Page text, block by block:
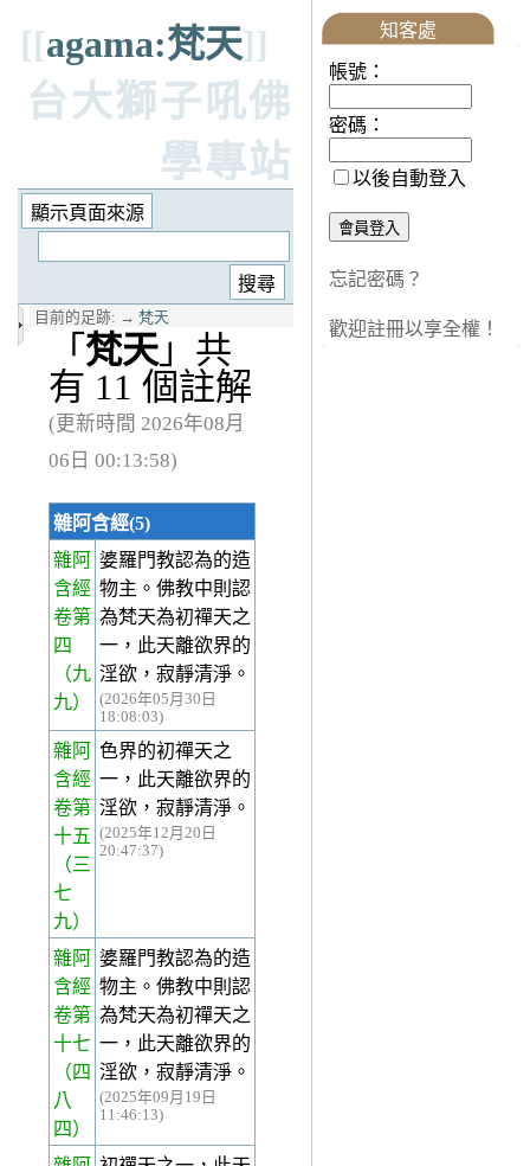
[[agama:梵天]]
台大獅子吼佛
學專站
目前的足跡: → 梵天
「 梵天 」共
有 11 個註解
(更新時間 2026年08月
06日 00:13:58)
雜阿含經(5)
雜阿
含經
卷第
四
（九
九）
婆羅門教認為的造
物主。佛教中則認
為梵天為初禪天之
一，此天離欲界的
淫欲，寂靜清淨。
(2026年05月30日
18:08:03)
雜阿
含經
卷第
十五
（三
七
九）
色界的初禪天之
一，此天離欲界的
淫欲，寂靜清淨。
(2025年12月20日
20:47:37)
雜阿
含經
卷第
十七
（四
八
四）
婆羅門教認為的造
物主。佛教中則認
為梵天為初禪天之
一，此天離欲界的
淫欲，寂靜清淨。
(2025年09月19日
11:46:13)
知客處
帳號：
密碼：
以後自動登入
忘記密碼？
歡迎註冊以享全權！